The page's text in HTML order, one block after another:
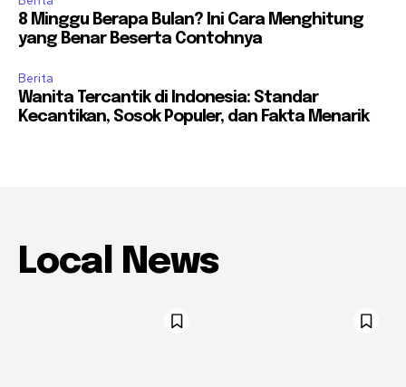
8 Minggu Berapa Bulan? Ini Cara Menghitung
yang Benar Beserta Contohnya
Berita
Wanita Tercantik di Indonesia: Standar
Kecantikan, Sosok Populer, dan Fakta Menarik
Local News